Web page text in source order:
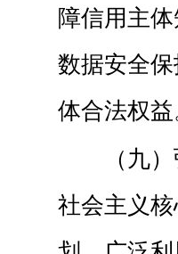
障信用主
数据安全
体合法权益
（九
社会主义